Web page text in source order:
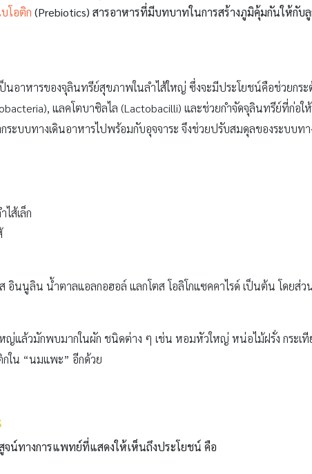
โอติก (Prebiotics) สารอาหารที่มีบทบาทในการสร้างภูมิคุ้มกันให้กับ
นอาหารของจุลินทรีย์สุขภาพในลำไส้ใหญ่ ซึ่งจะมีประโยชน์คือช่วยกระ
แลคโตบาซิลไล (Lactobacilli) และช่วยกำจัดจุลินทรีย์ที่ก่อให้
ระบบทางเดินอาหารไปพร้อมกับอุจจาระ จึงช่วยปรับสมดุลของระบบท
ส้เล็ก
อินนูลิน น้ำตาลแอลกอฮอล์ แลกโตส โอลิโกแซคคาไรด์ เป็นต้น โดยส่
แล้วมักพบมากในผัก ชนิดต่าง ๆ เช่น หอมหัวใหญ่ หน่อไม้ฝรั่ง กระเ
ใน “นมแพะ” อีกด้วย
น์ทางการแพทย์ที่แสดงให้เห็นถึงประโยชน์ คือ